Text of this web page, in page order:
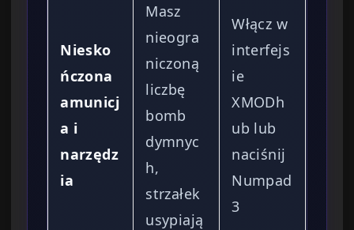
Niesko
ńczona
amunicj
a i
narzędz
ia
Masz
nieogra
niczoną
liczbę
bomb
dymnyc
h,
strzałek
usypiają
Włącz w
interfejs
ie
XMODh
ub lub
naciśnij
Numpad
3